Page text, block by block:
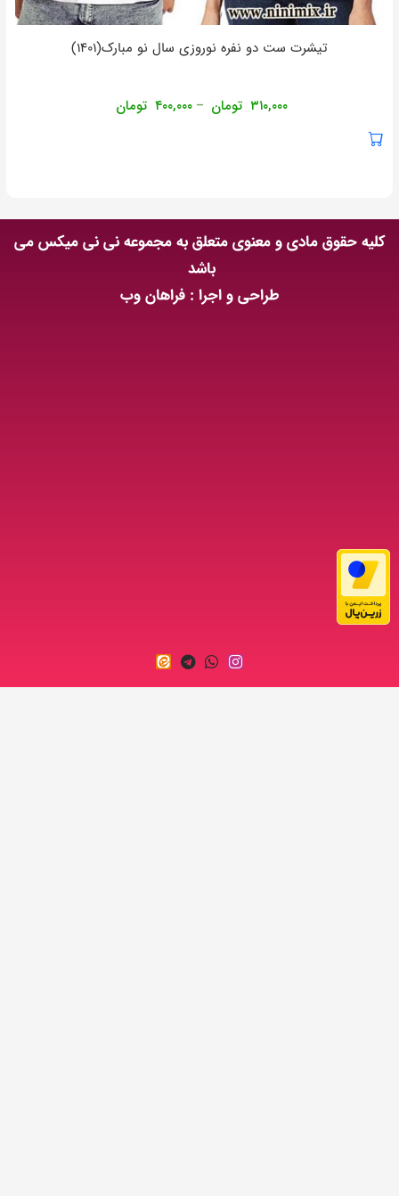
تیشرت ست دو نفره نوروزی سال نو مبارک(۱۴۰۱)
۳۱۰,۰۰۰ تومان – ۴۰۰,۰۰۰ تومان
کلیه حقوق مادی و معنوی متعلق به مجموعه نی نی میکس می
باشد
طراحی و اجرا : فراهان وب